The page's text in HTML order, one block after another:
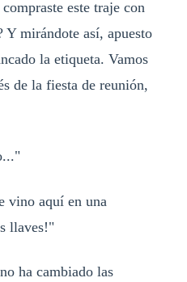
este traje con
Y mirándote así, apuesto
la etiqueta. Vamos
de la fiesta de reunión,
vino aquí en una
llaves!"
ha cambiado las